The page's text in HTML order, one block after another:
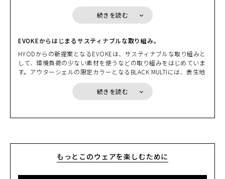
れば、気持ちよく美味しいランチを堪能できることでしょう。ま
た、EVOKEはコンパクトに収納できますので携帯することも簡単
ェルをバイクに掛けておくのはとても不安。風に飛ばされたり、い
たずらされたり、盗まれたりするかもしれません。でも、EVOKE
は小さく畳んでコンパクトに収納でき携帯しやすい。携帯すること
で、そんな不安を解消できるのです。
続きを読む
EVOKEからはじまるサスティナブルな取り組み。
HYODからの新提案となるEVOKEは、サスティナブルな取り組みと
して、環境負荷の少ない素材を使うなどの取り組みをはじめていま
す。アウターシェルの限定カラーとなるBLACK MULTIには、表生地
Oプロテクターは、高い衝撃吸収性を持ちながら単一のポリマー素
材を使うことで簡単にリサイクルすることができます。そして何よ
わせで長い期間着用していただけ、限られた資源を有効に活用でき
続きを読む
もっとこのウェアを楽しむために
¥20,900(税込)
カートに入れる
BRICK
LL
¥20,900(税込)
カートに入れる
EMERALD
S
¥20,900(税込)
M
カートに入れる
L
¥20,900(税込)
カートに入れる